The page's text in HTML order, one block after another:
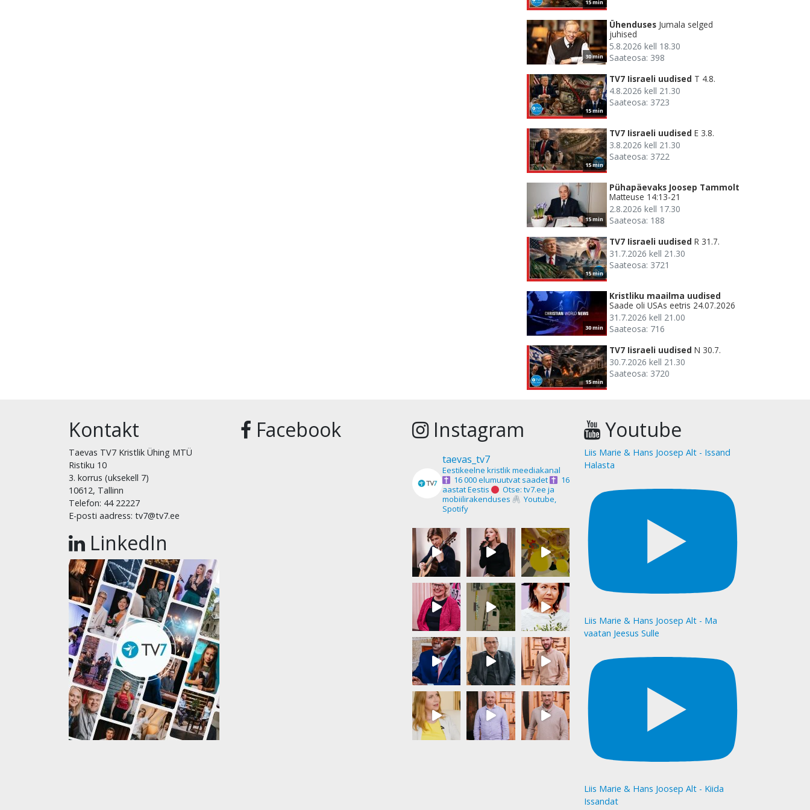
15 min
30 min
Ühenduses Jumala selged
juhised
5.8.2026 kell 18.30
Saateosa: 398
15 min
TV7 Iisraeli uudised T 4.8.
4.8.2026 kell 21.30
Saateosa: 3723
15 min
TV7 Iisraeli uudised E 3.8.
3.8.2026 kell 21.30
Saateosa: 3722
15 min
Pühapäevaks Joosep Tammolt
Matteuse 14:13-21
2.8.2026 kell 17.30
Saateosa: 188
15 min
TV7 Iisraeli uudised R 31.7.
31.7.2026 kell 21.30
Saateosa: 3721
30 min
Kristliku maailma uudised
Saade oli USAs eetris 24.07.2026
31.7.2026 kell 21.00
Saateosa: 716
15 min
TV7 Iisraeli uudised N 30.7.
30.7.2026 kell 21.30
Saateosa: 3720
Kontakt
Taevas TV7 Kristlik Ühing MTÜ
Ristiku 10
3. korrus (uksekell 7)
10612, Tallinn
Telefon: 44 22227
E-posti aadress: tv7@tv7.ee
LinkedIn
Facebook Instagram
taevas_tv7
Eestikeelne kristlik meediakanal
16 000 elumuutvat saadet
16
aastat Eestis
Otse: tv7.ee ja
mobiilirakenduses
Youtube,
Spotify
Youtube
Liis Marie & Hans Joosep Alt - Issand
Halasta
Liis Marie & Hans Joosep Alt - Ma
vaatan Jeesus Sulle
Liis Marie & Hans Joosep Alt - Kiida
Issandat